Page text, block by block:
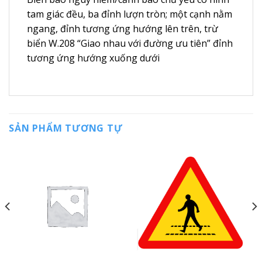
tam giác đều, ba đỉnh lượn tròn; một cạnh nằm
ngang, đỉnh tương ứng hướng lên trên, trừ
biển W.208 “Giao nhau với đường ưu tiên” đỉnh
tương ứng hướng xuống dưới
SẢN PHẨM TƯƠNG TỰ